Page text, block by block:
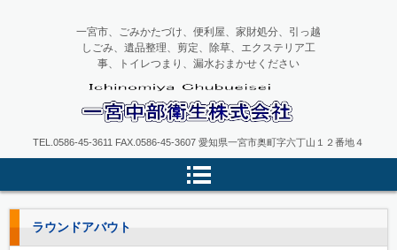
一宮中部衛生
一宮市、ごみかたづけ、便利屋、家財処分、引っ越
しごみ、遺品整理、剪定、除草、エクステリア工
事、トイレつまり、漏水おまかせください
TEL.0586-45-3611 FAX.0586-45-3607 愛知県一宮市奥町字六丁山１２番地４
ラウンドアバウト